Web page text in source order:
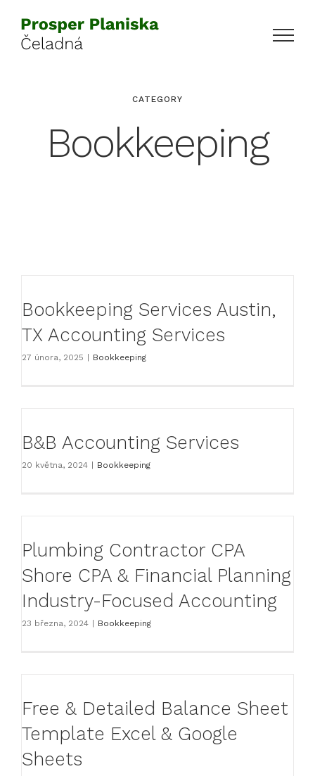
obsah
CATEGORY
Bookkeeping
Bookkeeping Services Austin,
TX Accounting Services
27 února, 2025 Bookkeeping
B&B Accounting Services
20 května, 2024 Bookkeeping
Plumbing Contractor CPA
Shore CPA & Financial Planning
Industry-Focused Accounting
23 března, 2024 Bookkeeping
Free & Detailed Balance Sheet
Template Excel & Google
Sheets